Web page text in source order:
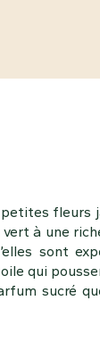
fleurs
à une
sont
qui
sucré